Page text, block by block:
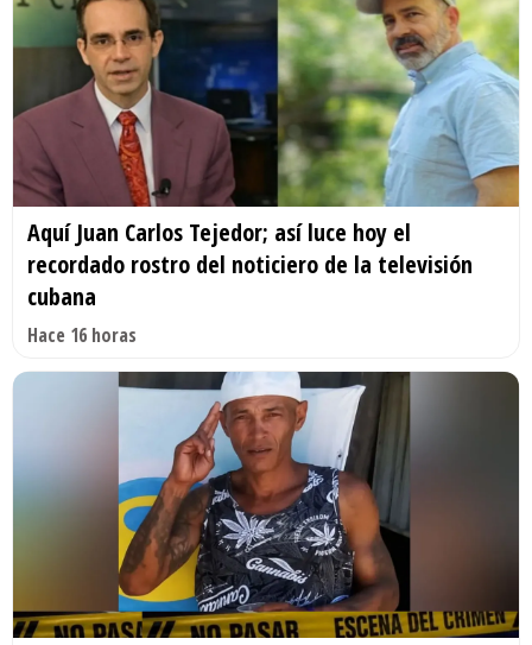
Aquí Juan Carlos Tejedor; así luce hoy el
recordado rostro del noticiero de la televisión
cubana
Hace 16 horas